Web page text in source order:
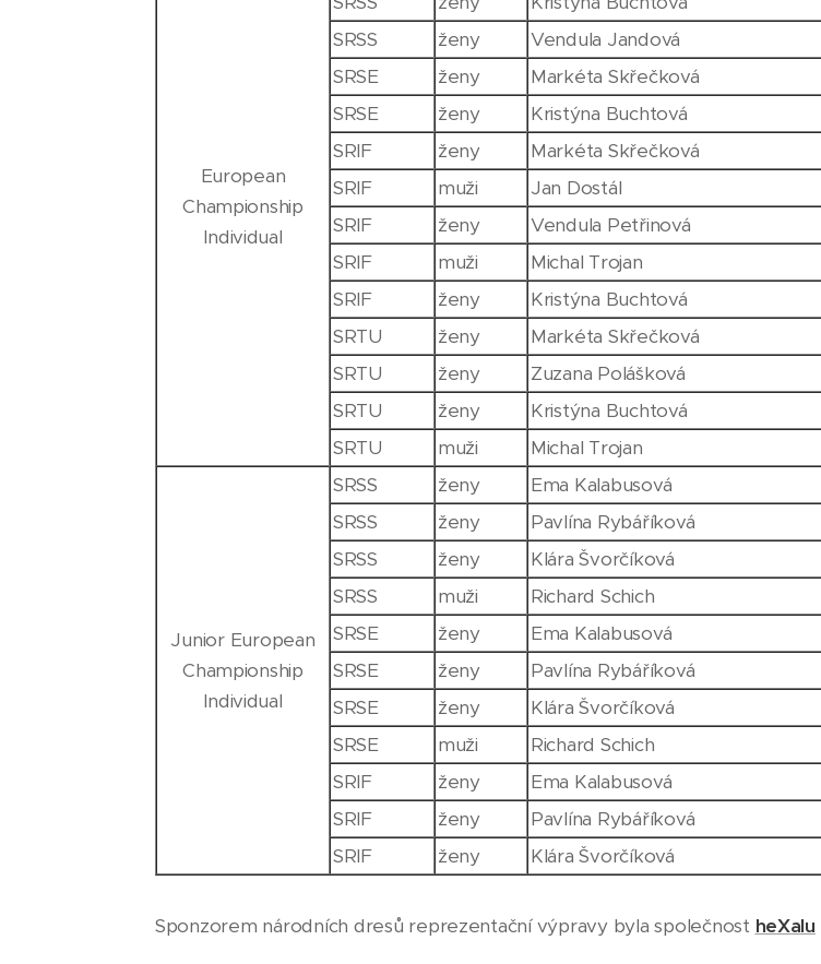
European
Championship
Individual
SRSS
ženy Vendula Jandová
SRSE
ženy Markéta Skřečková
SRSE
ženy Kristýna Buchtová
SRIF
ženy Markéta Skřečková
SRIF
muži Jan Dostál
SRIF
ženy Vendula Petřinová
SRIF
muži Michal Trojan
SRIF
ženy Kristýna Buchtová
SRTU
ženy Markéta Skřečková
SRTU
ženy Zuzana Polášková
SRTU
ženy Kristýna Buchtová
SRTU
muži Michal Trojan
Junior European
Championship
Individual
SRSS ženy Ema Kalabusová
SRSS
ženy Pavlína Rybáříková
SRSS
ženy Klára Švorčíková
SRSS
muži Richard Schich
SRSE
ženy Ema Kalabusová
SRSE
ženy Pavlína Rybáříková
SRSE
ženy Klára Švorčíková
SRSE
muži Richard Schich
SRIF
ženy Ema Kalabusová
SRIF
ženy Pavlína Rybáříková
SRIF
ženy Klára Švorčíková
Sponzorem národních dresů reprezentační výpravy byla společnost heXalu